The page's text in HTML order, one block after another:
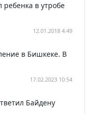
ребенка в утробе
12.01.2018 4:49
в Бишкеке. В
17.02.2023 10:54
Байдену